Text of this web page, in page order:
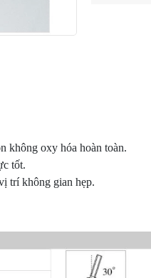
không oxy hóa hoàn toàn.
tốt.
trí không gian hẹp.